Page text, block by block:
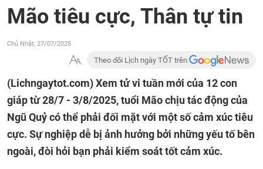
Mão tiêu cực, Thân tự tin
Chủ Nhật, 27/07/2025
Theo dõi Lịch ngày TỐT trên
(Lichngaytot.com)Xem tử vi tuần mới của 12 con
giáp từ 28/7 - 3/8/2025, tuổi Mão chịu tác động của
Ngũ Quỷ có thể phải đối mặt với một số cảm xúc tiêu
cực. Sự nghiệp dễ bị ảnh hưởng bởi những yếu tố bên
ngoài, đòi hỏi bạn phải kiểm soát tốt cảm xúc.